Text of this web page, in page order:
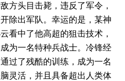
方头目击毙，违反了军令，
除出军队。幸运的是，某神
看中了他高超的狙击技术，
为一名特种兵战士。冷锋经
过了残酷的训练，成为一名
灵活，并且具备超出人类体